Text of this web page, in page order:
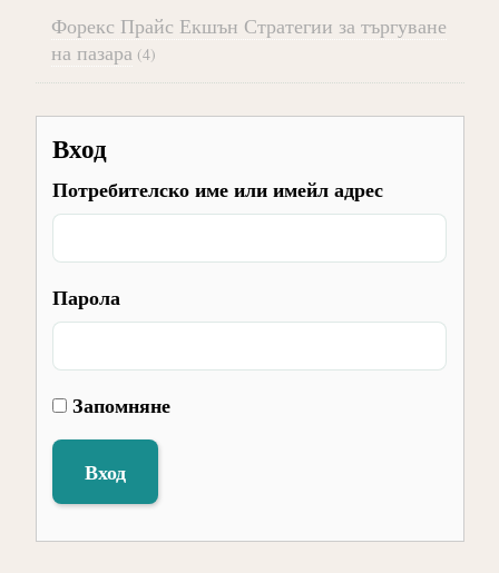
Форекс Прайс Екшън Стратегии за търгуване
на пазара (4)
Вход
Потребителско име или имейл адрес
Парола
Запомняне
Вход